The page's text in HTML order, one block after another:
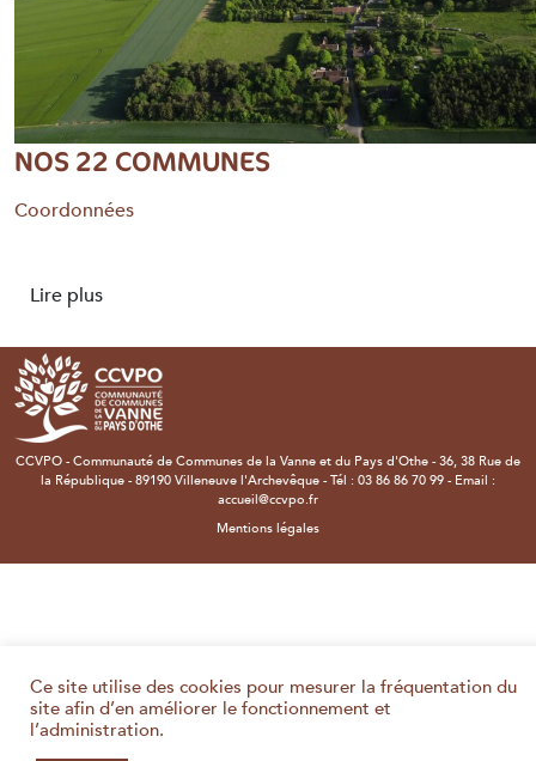
NOS 22 COMMUNES
Coordonnées
Lire plus
CCVPO - Communauté de Communes de la Vanne et du Pays d'Othe - 36, 38 Rue de
la République - 89190 Villeneuve l'Archevêque - Tél : 03 86 86 70 99 - Email :
accueil@ccvpo.fr
Mentions légales
Ce site utilise des cookies pour mesurer la fréquentation du
site afin d’en améliorer le fonctionnement et
l’administration.